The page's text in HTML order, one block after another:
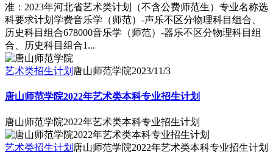
准：2023年河北省艺术类计划（不含公费师范生）专业名称选
科要求计划学费音乐学（师范）-声乐不区分物理科目组合、
历史科目组合678000音乐学（师范）-器乐不区分物理科目组
合、历史科目组合1...
艺术类招生计划 唐山师范学院2023/11/3
唐山师范学院2022年艺术类本科专业招生计划
唐山师范学院2022年艺术类本科专业招生计划
艺术类招生计划 唐山师范学院2022年艺术类本科专业招生计划